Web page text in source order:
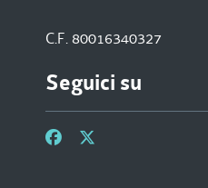
C.F. 80016340327
Seguici su